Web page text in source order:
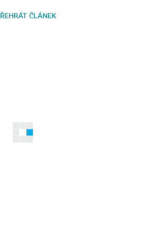
ČLÁNEK